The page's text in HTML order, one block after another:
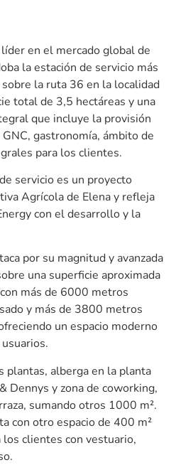
en el mercado global de
la estación de servicio más
la ruta 36 en la localidad
total de 3,5 hectáreas y una
que incluye la provisión
gastronomía, ámbito de
para los clientes.
servicio es un proyecto
Agrícola de Elena y refleja
con el desarrollo y la
por su magnitud y avanzada
una superficie aproximada
más de 6000 metros
y más de 3800 metros
un espacio moderno
plantas, alberga en la planta
Dennys y zona de coworking,
sumando otros 1000 m².
con otro espacio de 400 m²
clientes con vestuario,